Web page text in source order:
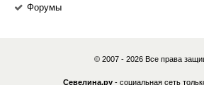
Форумы
© 2007 - 2026 Все права
Севелина.ру- социальная сеть